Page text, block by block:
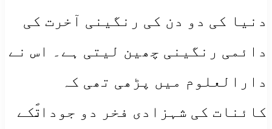
دنیا کی دو دن کی رنگینی آخرت کی
دائمی رنگینی چھین لیتی ہے۔ اس نے
دارالعلوم میں پڑھی تھی کہ
کائنات کی شہزادی فخر دو جوداتؐکے